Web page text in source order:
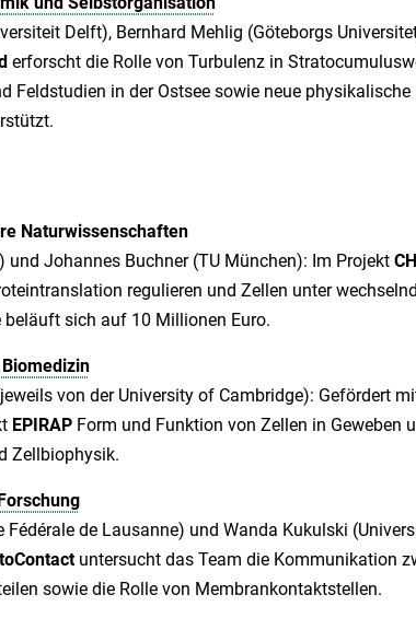
Delft), Bernhard Mehlig (Göteborgs
erforscht die Rolle von Turbulenz in
Feldstudien in der Ostsee sowie neue
Naturwissenschaften
Johannes Buchner (TU München): Im Projekt
regulieren und Zellen unter
sich auf 10 Millionen Euro.
von der University of Cambridge): Gefördert
EPIRAPForm und Funktion von Zellen in Geweben
Zellbiophysik.
de Lausanne) und Wanda Kukulski
untersucht das Team die Kommunikation
sowie die Rolle von Membrankontaktstellen.